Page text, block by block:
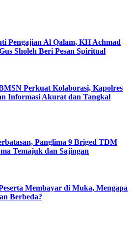
Pengajian Al Qalam, KH Achmad
Sholeh Beri Pesan Spiritual
Perkuat Kolaborasi, Kapolres
Informasi Akurat dan Tangkal
Panglima 9 Briged TDM
Temajuk dan Sajingan
Membayar di Muka, Mengapa
Berbeda?